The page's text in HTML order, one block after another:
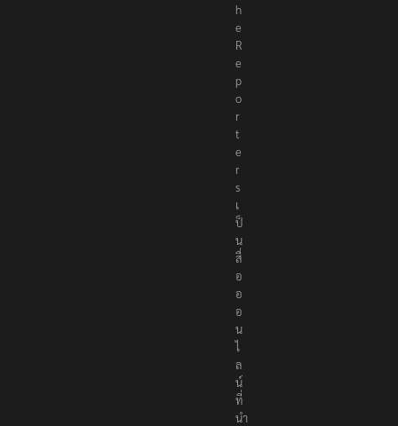
T
h
e
R
e
p
o
r
t
e
r
s
เ
ป็
น
สื่
อ
อ
อ
น
ไ
ล
น์
ที่